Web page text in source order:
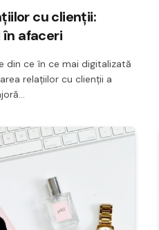
cu clienții:
în afaceri
din ce în ce mai digitalizată
relațiilor cu clienții a